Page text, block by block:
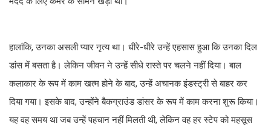
हालांकि, उनका असली प्यार नृत्य था। धीरे-धीरे उन्हें एहसास हुआ कि उनका दिल
डांस में बसता है। लेकिन जीवन ने उन्हें सीधे रास्ते पर चलने नहीं दिया। बाल
कलाकार के रूप में काम खत्म होने के बाद, उन्हें अचानक इंडस्ट्री से बाहर कर
दिया गया। इसके बाद, उन्होंने बैकग्राउंड डांसर के रूप में काम करना शुरू किया।
यह वह समय था जब उन्हें पहचान नहीं मिलती थी, लेकिन वह हर स्टेप को महसूस